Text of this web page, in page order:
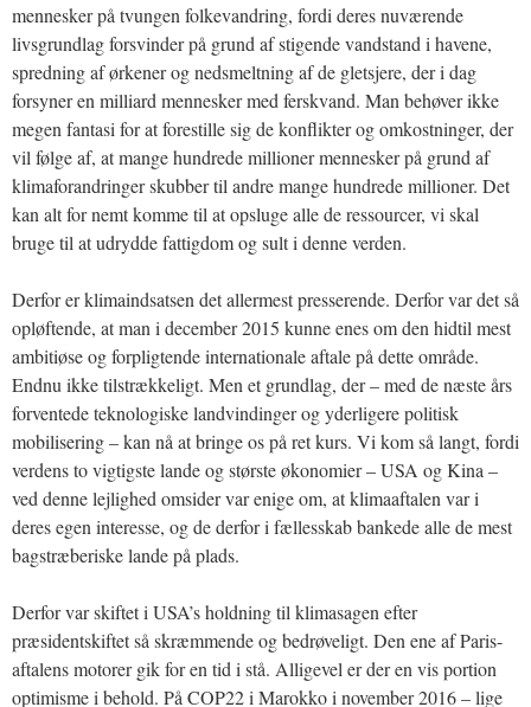
mennesker på tvungen folkevandring, fordi deres nuværende
livsgrundlag forsvinder på grund af stigende vandstand i havene,
spredning af ørkener og nedsmeltning af de gletsjere, der i dag
forsyner en milliard mennesker med ferskvand. Man behøver ikke
megen fantasi for at forestille sig de konflikter og omkostninger, der
vil følge af, at mange hundrede millioner mennesker på grund af
klimaforandringer skubber til andre mange hundrede millioner. Det
kan alt for nemt komme til at opsluge alle de ressourcer, vi skal
bruge til at udrydde fattigdom og sult i denne verden.
Derfor er klimaindsatsen det allermest presserende. Derfor var det så
opløftende, at man i december 2015 kunne enes om den hidtil mest
ambitiøse og forpligtende internationale aftale på dette område.
Endnu ikke tilstrækkeligt. Men et grundlag, der – med de næste års
forventede teknologiske landvindinger og yderligere politisk
mobilisering – kan nå at bringe os på ret kurs. Vi kom så langt, fordi
verdens to vigtigste lande og største økonomier – USA og Kina –
ved denne lejlighed omsider var enige om, at klimaaftalen var i
deres egen interesse, og de derfor i fællesskab bankede alle de mest
bagstræberiske lande på plads.
Derfor var skiftet i USA’s holdning til klimasagen efter
præsidentskiftet så skræmmende og bedrøveligt. Den ene af Paris-
aftalens motorer gik for en tid i stå. Alligevel er der en vis portion
optimisme i behold. På COP22 i Marokko i november 2016 – lige